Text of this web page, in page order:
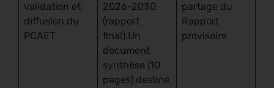
validation et
diffusion du
PCAET
2026-2030
(rapport
final).Un
document
synthèse (10
pages) destiné
partage du
Rapport
provisoire